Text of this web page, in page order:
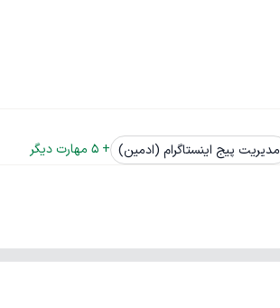
مدیریت پیج اینستاگرام (ادمین) +
5 مهارت دیگر